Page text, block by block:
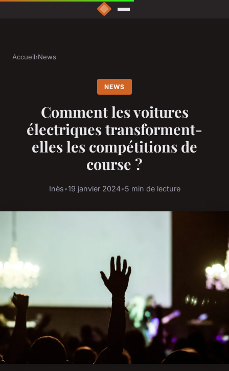
Accueil›News
NEWS
Comment les voitures
électriques transforment-
elles les compétitions de
course ?
Inès•19 janvier 2024•5 min de lecture